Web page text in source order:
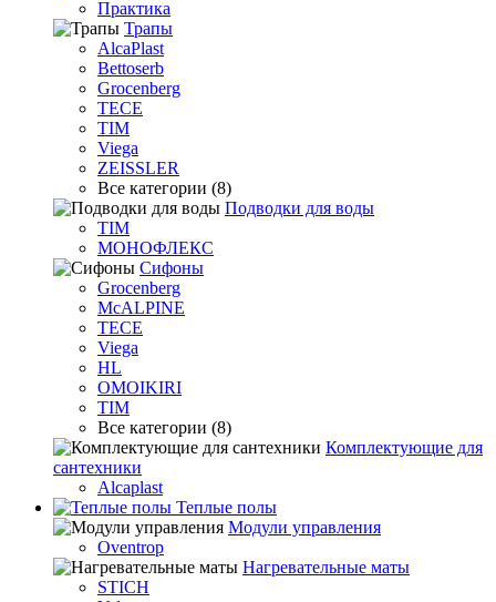
Практика
Трапы
AlcaPlast
Bettoserb
Grocenberg
TECE
TIM
Viega
ZEISSLER
Все категории (8)
Подводки для воды
TIM
МОНОФЛЕКС
Сифоны
Grocenberg
McALPINE
TECE
Viega
HL
OMOIKIRI
TIM
Все категории (8)
Комплектующие для
сантехники
Alcaplast
Теплые полы
Модули управления
Oventrop
Нагревательные маты
STICH